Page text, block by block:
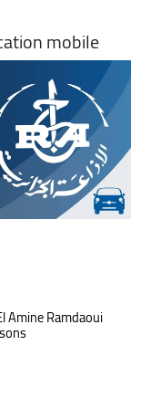
mobile
Amine Ramdaoui